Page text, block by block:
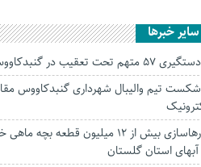
سایر خبرها
دستگیری ۵۷ متهم تحت تعقیب در گنبدکاووس
شکست تیم والیبال شهرداری گنبدکاووس
رهاسازی بیش از ۱۲ میلیون قطعه بچه
استان گلستان